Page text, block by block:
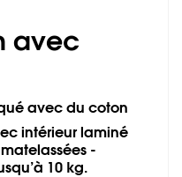
avec
avec du coton
intérieur laminé
-
10 kg.